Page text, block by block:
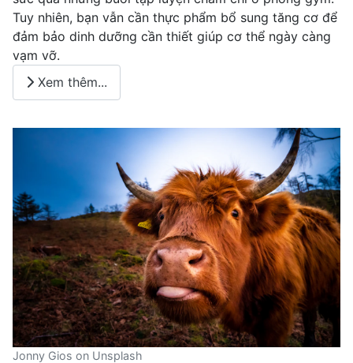
Tuy nhiên, bạn vẫn cần thực phẩm bổ sung tăng cơ để
đảm bảo dinh dưỡng cần thiết giúp cơ thể ngày càng
vạm vỡ.
Xem thêm...
Jonny Gios on Unsplash